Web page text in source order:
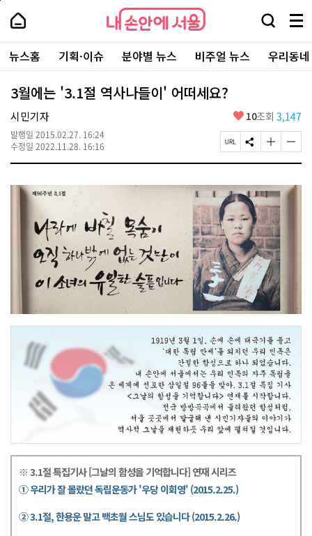
본
로
가
내
손
안
에
서
울
-
서
울
시
대
표
소
포
털
내
손
에
울
검
창
열
기
메
뉴
전
체
보
주
요
서
뉴스홈 기획·이슈 분야별 뉴스 비주얼 뉴스 우리동
3월에는 '3.1절 역사나들이' 어떠세요?
시민기자
발행일 2015.02.27. 16:24
수정일 2022.11.28. 16:16
좋
요
10조회 3,147
페
이
U
R
L
복
사
S
N
공
유
하
기
글
자
기
크
게
변
경
하
기
글
자
기
작
※ 3.1절 특집기사 [그날의 함성을 기억합니다] 연재 시리즈
① 우리가 잘 몰랐던 독립운동가 '우당 이회영' (2015.2.25.)
② 3.1절, 한용운 말고 백초월 스님도 있습니다 (2015.2.26.)
페
상
단
로